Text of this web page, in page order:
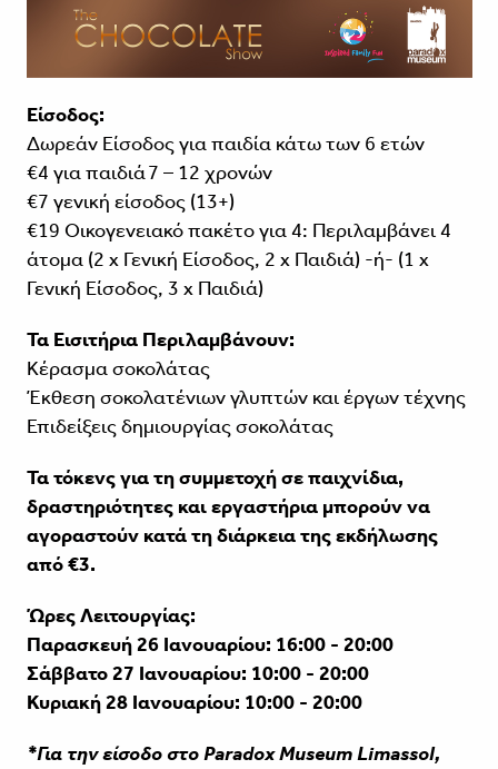
Είσοδος:
Δωρεάν Είσοδος για παιδία κάτω των 6 ετών
€4 για παιδιά 7 – 12 χρονών
€7 γενική είσοδος (13+)
€19 Οικογενειακό πακέτο για 4: Περιλαμβάνει 4
άτομα (2 x Γενική Είσοδος, 2 x Παιδιά) -ή- (1 x
Γενική Είσοδος, 3 x Παιδιά)
Τα Εισιτήρια Περιλαμβάνουν:
Κέρασμα σοκολάτας
Έκθεση σοκολατένιων γλυπτών και έργων τέχνης
Επιδείξεις δημιουργίας σοκολάτας
Τα τόκενς για τη συμμετοχή σε παιχνίδια,
δραστηριότητες και εργαστήρια μπορούν να
αγοραστούν κατά τη διάρκεια της εκδήλωσης
από €3.
Ώρες Λειτουργίας:
Παρασκευή 26 Ιανουαρίου: 16:00 - 20:00
Σάββατο 27 Ιανουαρίου: 10:00 - 20:00
Κυριακή 28 Ιανουαρίου: 10:00 - 20:00
*Για την είσοδο στο Paradox Museum Limassol,